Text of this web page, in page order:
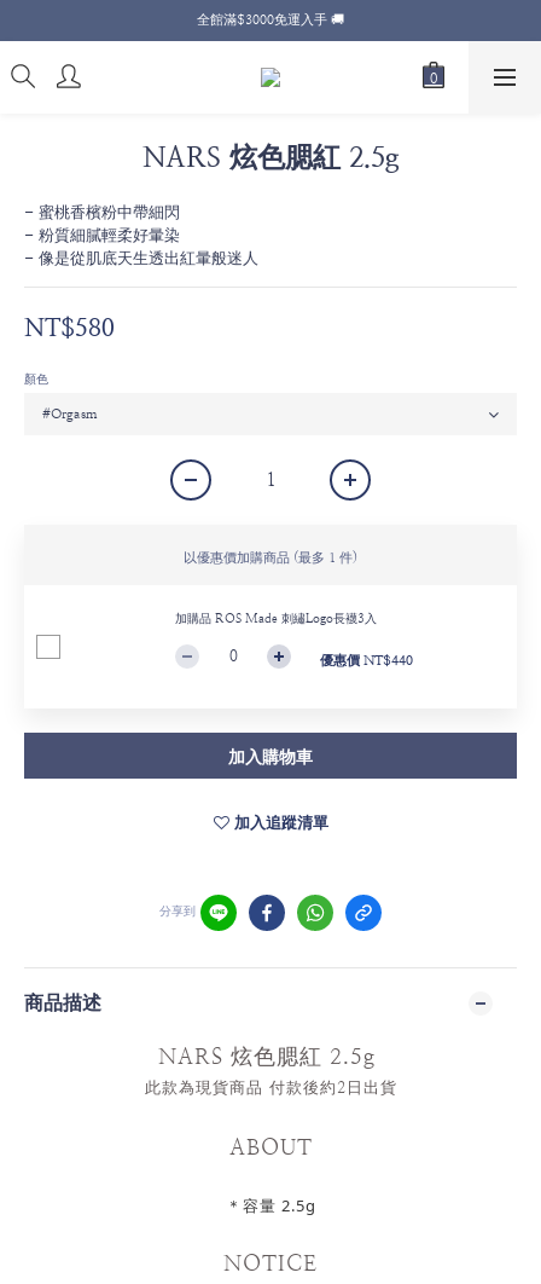
全館滿$3000免運入手 🚚
NARS 炫色腮紅 2.5g
- 蜜桃香檳粉中帶細閃
- 粉質細膩輕柔好暈染
- 像是從肌底天生透出紅暈般迷人
NT$580
顏色
以優惠價加購商品 (最多 1 件)
加購品 ROS Made 刺繡Logo長襪3入
優惠價 NT$440
加入購物車
加入追蹤清單
分享到
商品描述
NARS 炫色腮紅 2.5g
此款為現貨商品 付款後約2日出 貨
ABOUT
＊容量 2.5g
NOTICE